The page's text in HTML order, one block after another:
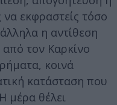
εκφραστείς τόσο
η αντίθεση
τον Καρκίνο
κοινά
κατάσταση που
μέρα θέλει